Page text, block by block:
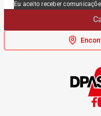
Eu aceito receber